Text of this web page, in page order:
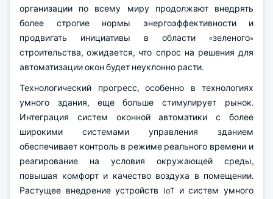
организации по всему миру продолжают внедрять
более строгие нормы энергоэффективности и
продвигать инициативы в области «зеленого»
строительства, ожидается, что спрос на решения для
автоматизации окон будет неуклонно расти.
Технологический прогресс, особенно в технологиях
умного здания, еще больше стимулирует рынок.
Интеграция систем оконной автоматики с более
широкими системами управления зданием
обеспечивает контроль в режиме реального времени и
реагирование на условия окружающей среды,
повышая комфорт и качество воздуха в помещении.
Растущее внедрение устройств IoT и систем умного